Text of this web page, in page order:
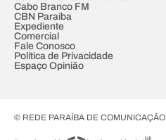
Cabo Branco FM
CBN Paraíba
Expediente
Comercial
Fale Conosco
Política de Privacidade
Espaço Opinião
© REDE PARAÍBA DE COMUNICAÇÃO